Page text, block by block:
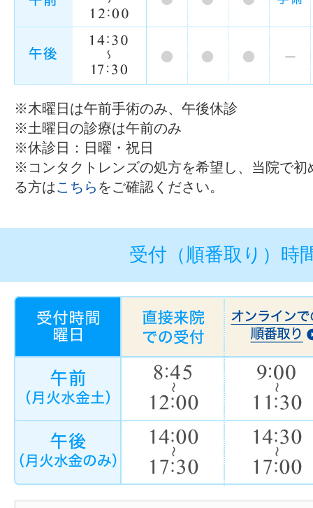
※木曜日は午前手術のみ、午後休診
※土曜日の診療は午前のみ
※休診日：日曜・祝日
※コンタクトレンズの処方を希望し、当院で初
る方はこちら をご確認ください。
受付（順番取り）時